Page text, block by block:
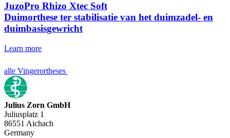
JuzoPro Rhizo Xtec Soft
Duimorthese ter stabilisatie van het duimzadel- en
duimbasisgewricht
Learn more
alle Vingerortheses
Julius Zorn GmbH
Juliusplatz 1
86551 Aichach
Germany